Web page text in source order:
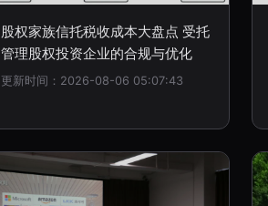
股权家族信托税收成本大盘点 受托
管理股权投资企业的合规与优化
更新时间：2026-08-06 05:07:43